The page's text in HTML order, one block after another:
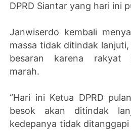
DPRD Siantar yang hari ini
Janwiserdo kembali
massa tidak ditindak
besaran karena rakyat
marah.
“Hari ini Ketua DPRD
besok akan ditindak
kedepanya tidak